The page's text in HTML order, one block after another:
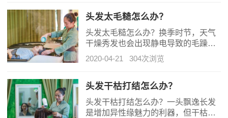
头发太毛糙怎么办？
头发太毛糙怎么办？换季时节，天气
干燥秀发也会出现静电导致的毛躁问
题。静电真是对任何造型都会起到绝
对性的打击。试想干净的马尾不再利
大波浪粘连成一片？来看全攻略，击
退经典毛躁吧！
2020-04-21 304次浏览
头发干枯打结怎么办？
头发干枯打结怎么办？一头飘逸长发
是增加异性缘魅力的利器，但干枯打